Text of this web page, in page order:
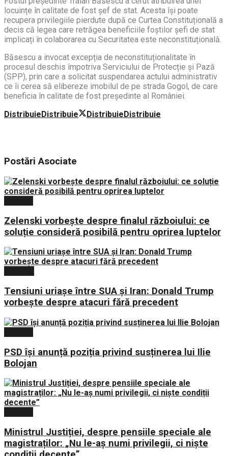
locuințe în calitate de fost șef de stat. Acesta își poate
recupera privilegiile pierdute după ce Curtea Constituțională a
decis că legea care retrăgea beneficiile foștilor șefi de stat
implicați în colaborarea cu Securitatea este neconstituțională.
Băsescu a invocat excepția de neconstituționalitate în
procesul deschis împotriva Serviciului de Protecție și Pază
(SPP), prin care a solicitat suspendarea actului administrativ
ce îi cerea să elibereze imobilul de pe strada Gogol, de care
beneficia în calitate de fost președinte al României.
DistribuieDistribuie DistribuieDistribuie
PostăriAsociate
Zelenski vorbește despre finalul războiului: ce
soluție consideră posibilă pentru oprirea luptelor
Tensiuni uriașe între SUA și Iran: Donald Trump
vorbește despre atacuri fără precedent
PSD își anunță poziția privind susținerea lui Ilie
Bolojan
Ministrul Justiției, despre pensiile speciale ale
magistraților: „Nu le-aș numi privilegii, ci niște